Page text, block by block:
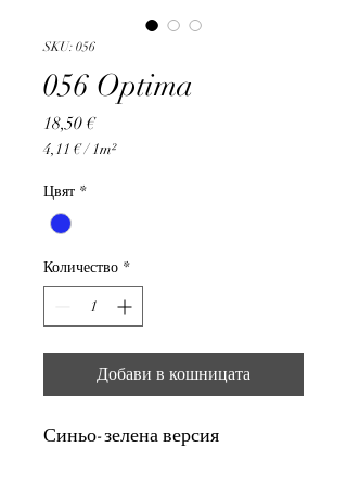
SKU: 056
056 Optima
18,50 €Цена
4,11 €/1m²
на
Квадратен
Цвят *
Количество *
Добави в кошницата
Синьо-зелена версия